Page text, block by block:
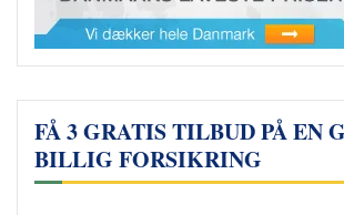
FÅ 3 GRATIS TILBUD PÅ EN
BILLIG FORSIKRING